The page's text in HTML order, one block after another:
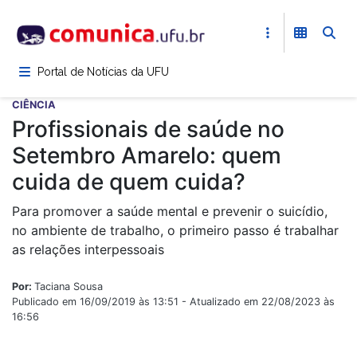
para
conteúdoPortal de Notícias da UFU
CIÊNCIA
Profissionais de saúde no
Setembro Amarelo: quem
cuida de quem cuida?
Para promover a saúde mental e prevenir o suicídio,
no ambiente de trabalho, o primeiro passo é trabalhar
as relações interpessoais
Por: Taciana Sousa
Publicado em 16/09/2019 às 13:51 - Atualizado em 22/08/2023 às
16:56